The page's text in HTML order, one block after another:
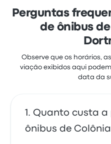
Perguntas
de ônibus
Observe que os horários,
viação exibidos aqui
data da
Quanto custa a
ônibus de